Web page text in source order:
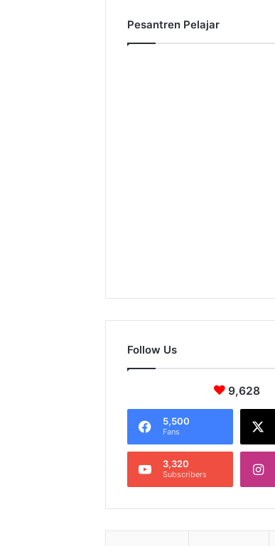
Pesantren Pelajar
Follow Us
9,628
5,500
Fans
3,320
Subscribers